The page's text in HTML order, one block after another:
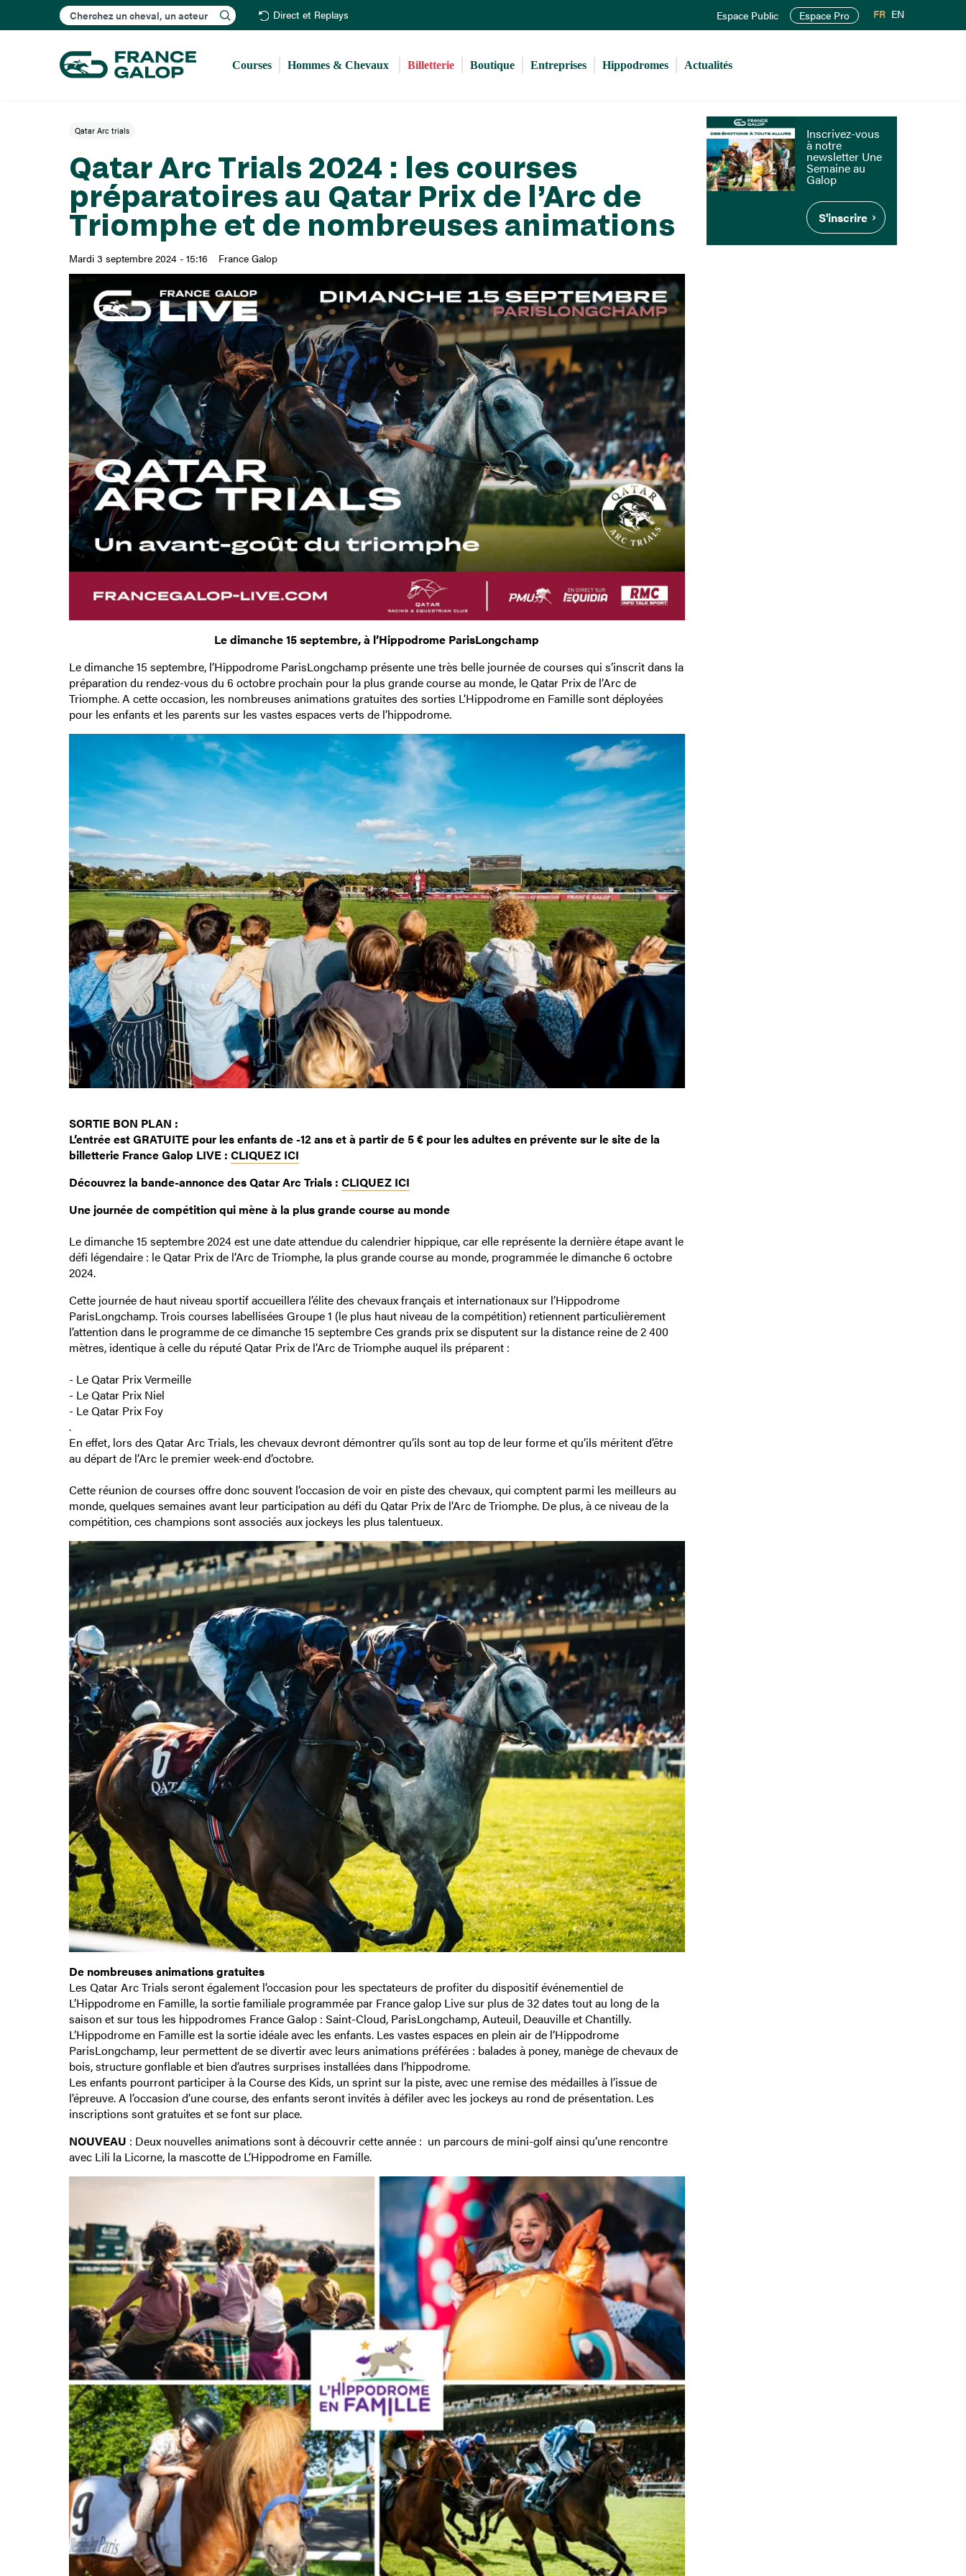
au
principal
Rechercher Direct et Replays Espace Public Espace Pro FR EN
Courses Hommes & Chevaux Billetterie Boutique Entreprises Hippodromes Actualités
Qatar Arc Trials 2024 : les courses
préparatoires au Qatar Prix de l’Arc de
Triomphe et de nombreuses animations
Mardi 3 septembre 2024 - 15:16 France Galop
Qatar Arc trials
Le dimanche 15 septembre, à l’Hippodrome ParisLongchamp
Le dimanche 15 septembre, l’Hippodrome ParisLongchamp présente une très belle journée de courses qui s’inscrit dans la
préparation du rendez-vous du 6 octobre prochain pour la plus grande course au monde, le Qatar Prix de l’Arc de
Triomphe. A cette occasion, les nombreuses animations gratuites des sorties L’Hippodrome en Famille sont déployées
pour les enfants et les parents sur les vastes espaces verts de l’hippodrome.
SORTIE BON PLAN :
L’entrée est GRATUITE pour les enfants de -12 ans et à partir de 5 € pour les adultes en prévente sur le site de la
billetterie France Galop LIVE : CLIQUEZ ICI
Découvrez la bande-annonce des Qatar Arc Trials : CLIQUEZ ICI
Une journée de compétition qui mène à la plus grande course au monde
Le dimanche 15 septembre 2024 est une date attendue du calendrier hippique, car elle représente la dernière étape avant le
défi légendaire : le Qatar Prix de l’Arc de Triomphe, la plus grande course au monde, programmée le dimanche 6 octobre
2024.
Cette journée de haut niveau sportif accueillera l’élite des chevaux français et internationaux sur l’Hippodrome
ParisLongchamp. Trois courses labellisées Groupe 1 (le plus haut niveau de la compétition) retiennent particulièrement
l’attention dans le programme de ce dimanche 15 septembre Ces grands prix se disputent sur la distance reine de 2 400
mètres, identique à celle du réputé Qatar Prix de l’Arc de Triomphe auquel ils préparent :
- Le Qatar Prix Vermeille
- Le Qatar Prix Niel
- Le Qatar Prix Foy
.
En effet, lors des Qatar Arc Trials, les chevaux devront démontrer qu’ils sont au top de leur forme et qu’ils méritent d’être
au départ de l’Arc le premier week-end d’octobre.
Cette réunion de courses offre donc souvent l’occasion de voir en piste des chevaux, qui comptent parmi les meilleurs au
monde, quelques semaines avant leur participation au défi du Qatar Prix de l’Arc de Triomphe. De plus, à ce niveau de la
compétition, ces champions sont associés aux jockeys les plus talentueux.
De nombreuses animations gratuites
Les Qatar Arc Trials seront également l’occasion pour les spectateurs de profiter du dispositif événementiel de
L’Hippodrome en Famille, la sortie familiale programmée par France galop Live sur plus de 32 dates tout au long de la
saison et sur tous les hippodromes France Galop : Saint-Cloud, ParisLongchamp, Auteuil, Deauville et Chantilly.
L’Hippodrome en Famille est la sortie idéale avec les enfants. Les vastes espaces en plein air de l’Hippodrome
ParisLongchamp, leur permettent de se divertir avec leurs animations préférées : balades à poney, manège de chevaux de
bois, structure gonflable et bien d’autres surprises installées dans l’hippodrome.
Les enfants pourront participer à la Course des Kids, un sprint sur la piste, avec une remise des médailles à l’issue de
l’épreuve. A l’occasion d’une course, des enfants seront invités à défiler avec les jockeys au rond de présentation. Les
inscriptions sont gratuites et se font sur place.
NOUVEAU : Deux nouvelles animations sont à découvrir cette année : un parcours de mini-golf ainsi qu’une rencontre
avec Lili la Licorne, la mascotte de L’Hippodrome en Famille.
Inscrivez-vous
à notre
newsletter Une
Semaine au
Galop
S'inscrire